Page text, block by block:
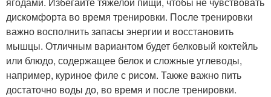
дискомфорта во время тренировки. После тренировки
важно восполнить запасы энергии и восстановить
мышцы. Отличным вариантом будет белковый коктейль
или блюдо, содержащее белок и сложные углеводы,
например, куриное филе с рисом. Также важно пить
достаточно воды до, во время и после тренировки.